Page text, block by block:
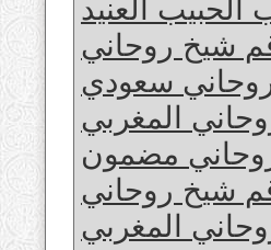
الحبيب العنيد
شيخ روحاني
سعودي
المغربي
مضمون
شيخ روحاني
المغربي